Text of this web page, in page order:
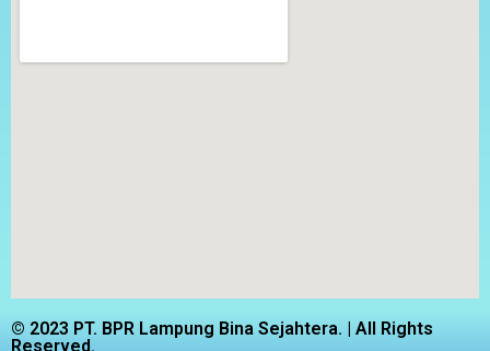
© 2023 PT. BPR Lampung Bina Sejahtera. | All Rights
Reserved.